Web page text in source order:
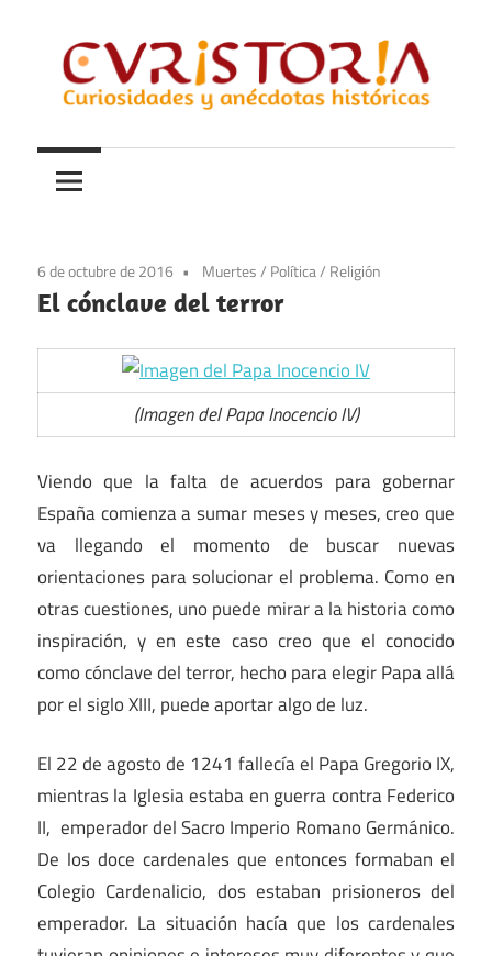
contenido
Curistoria
y
anécdotas
historia
6 de octubre de 2016 Muertes/ Política/ Religión
El cónclave del terror
(Imagen del Papa Inocencio IV)
Viendo que la falta de acuerdos para gobernar
España comienza a sumar meses y meses, creo que
va llegando el momento de buscar nuevas
orientaciones para solucionar el problema. Como en
otras cuestiones, uno puede mirar a la historia como
inspiración, y en este caso creo que el conocido
como cónclave del terror, hecho para elegir Papa allá
por el siglo XIII, puede aportar algo de luz.
El 22 de agosto de 1241 fallecía el Papa Gregorio IX,
mientras la Iglesia estaba en guerra contra Federico
II, emperador del Sacro Imperio Romano Germánico.
De los doce cardenales que entonces formaban el
Colegio Cardenalicio, dos estaban prisioneros del
emperador. La situación hacía que los cardenales